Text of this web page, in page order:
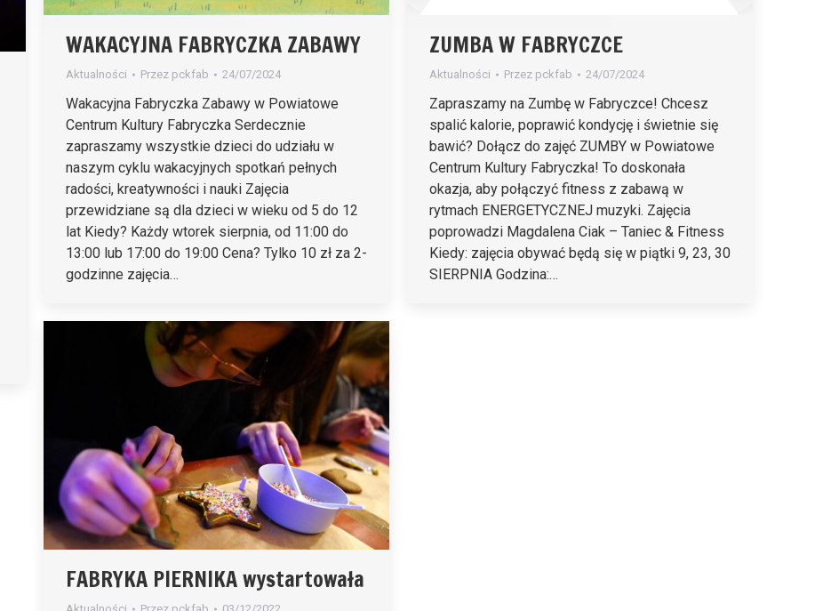
WAKACYJNA FABRYCZKA ZABAWY
Aktualności Przez pckfab 24/07/2024
Wakacyjna Fabryczka Zabawy w Powiatowe
Centrum Kultury Fabryczka Serdecznie
zapraszamy wszystkie dzieci do udziału w
naszym cyklu wakacyjnych spotkań pełnych
radości, kreatywności i nauki Zajęcia
przewidziane są dla dzieci w wieku od 5 do 12
lat Kiedy? Każdy wtorek sierpnia, od 11:00 do
13:00 lub 17:00 do 19:00 Cena? Tylko 10 zł za 2-
godzinne zajęcia…
ZUMBA W FABRYCZCE
Aktualności Przez pckfab 24/07/2024
Zapraszamy na Zumbę w Fabryczce! Chcesz
spalić kalorie, poprawić kondycję i świetnie się
bawić? Dołącz do zajęć ZUMBY w Powiatowe
Centrum Kultury Fabryczka! To doskonała
okazja, aby połączyć fitness z zabawą w
rytmach ENERGETYCZNEJ muzyki. Zajęcia
poprowadzi Magdalena Ciak – Taniec & Fitness
Kiedy: zajęcia obywać będą się w piątki 9, 23, 30
SIERPNIA Godzina:…
FABRYKA PIERNIKA wystartowała